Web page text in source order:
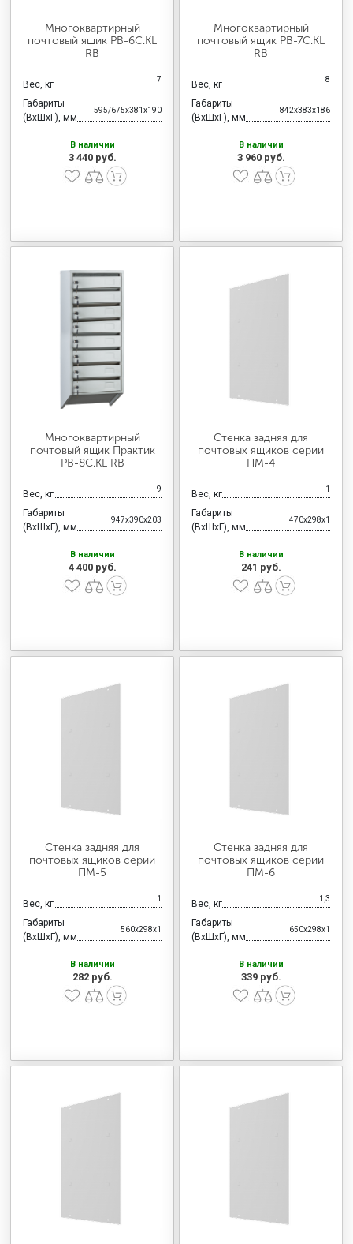
Многоквартирный
почтовый ящик PB-6C.KL
RВ
Вес, кг 7
Габариты
(ВхШхГ), мм
595/675x381x190
В наличии
3 440 руб.
Многоквартирный
почтовый ящик PB-7C.KL
RВ
Вес, кг 8
Габариты
(ВхШхГ), мм
842x383x186
В наличии
3 960 руб.
Многоквартирный
почтовый ящик Практик
PB-8C.KL RВ
Вес, кг 9
Габариты
(ВхШхГ), мм
947x390x203
В наличии
4 400 руб.
Стенка задняя для
почтовых ящиков серии
ПМ-4
Вес, кг 1
Габариты
(ВхШхГ), мм
470x298x1
В наличии
241 руб.
Стенка задняя для
почтовых ящиков серии
ПМ-5
Вес, кг 1
Габариты
(ВхШхГ), мм
560x298x1
В наличии
282 руб.
Стенка задняя для
почтовых ящиков серии
ПМ-6
Вес, кг 1,3
Габариты
(ВхШхГ), мм
650x298x1
В наличии
339 руб.